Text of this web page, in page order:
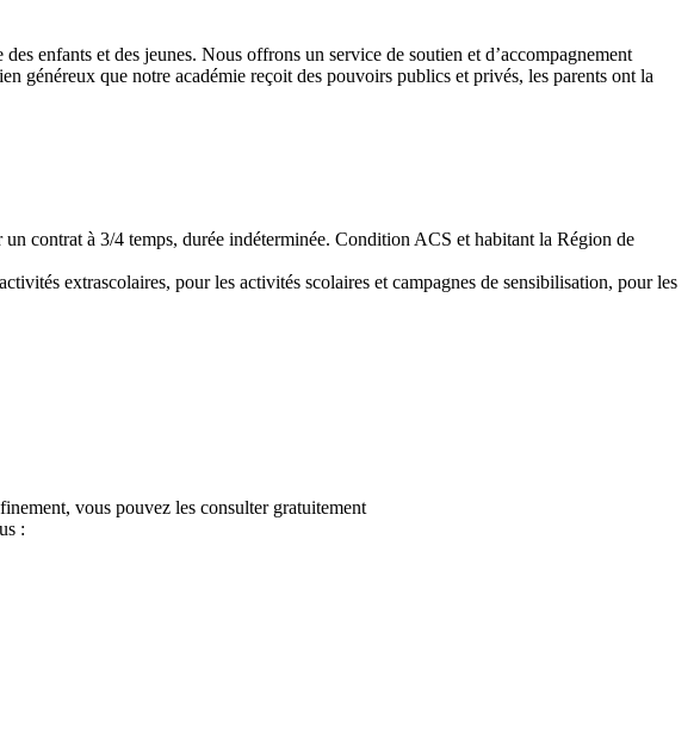
enfants et des jeunes. Nous offrons un service de soutien et d’accompagnement
généreux que notre académie reçoit des pouvoirs publics et privés, les parents ont la
contrat à 3/4 temps, durée indéterminée. Condition ACS et habitant la Région de
extrascolaires, pour les activités scolaires et campagnes de sensibilisation, pour les
vous pouvez les consulter gratuitement
: